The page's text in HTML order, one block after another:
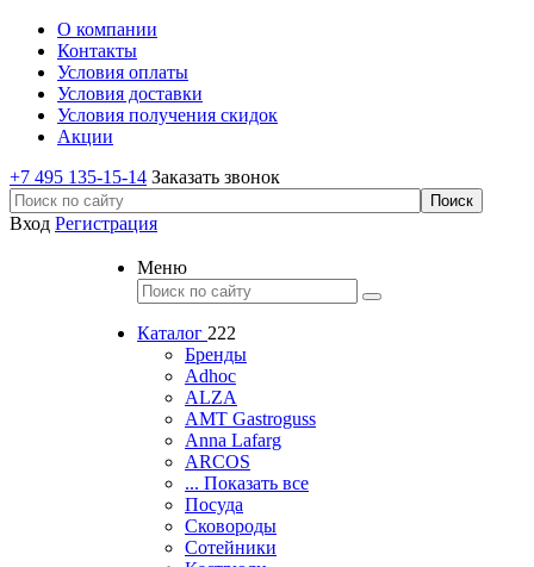
О компании
Контакты
Условия оплаты
Условия доставки
Условия получения скидок
Акции
+7 495 135-15-14 Заказать звонок
Вход Регистрация
Меню
Каталог 222
Бренды
Adhoc
ALZA
AMT Gastroguss
Anna Lafarg
ARCOS
... Показать все
Посуда
Сковороды
Сотейники